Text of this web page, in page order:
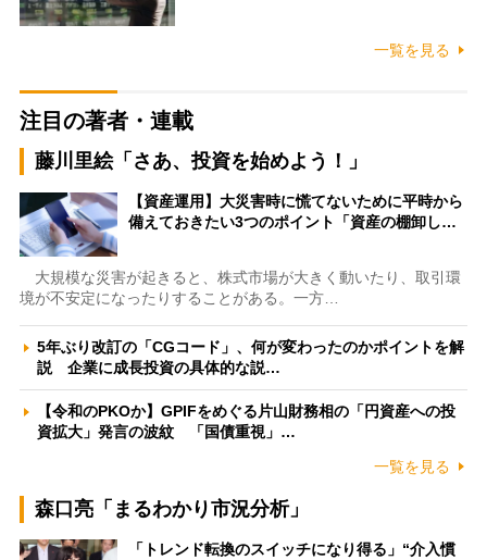
一覧を見る
注目の著者・連載
藤川里絵「さあ、投資を始めよう！」
【資産運用】大災害時に慌てないために平時から
備えておきたい3つのポイント「資産の棚卸し…
大規模な災害が起きると、株式市場が大きく動いたり、取引環
境が不安定になったりすることがある。一方…
5年ぶり改訂の「CGコード」、何が変わったのかポイントを解
説 企業に成長投資の具体的な説…
【令和のPKOか】GPIFをめぐる片山財務相の「円資産への投
資拡大」発言の波紋 「国債重視」…
一覧を見る
森口亮「まるわかり市況分析」
「トレンド転換のスイッチになり得る」“介入慣